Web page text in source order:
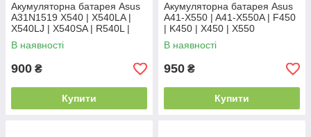
Акумуляторна батарея Asus
A31N1519 X540 | X540LA |
X540LJ | X540SA | R540L |
X540YA | X540S
В наявності
900 ₴
Купити
Акумуляторна батарея Asus
A41-X550 | A41-X550A | F450
| K450 | X450 | X550
В наявності
950 ₴
Купити